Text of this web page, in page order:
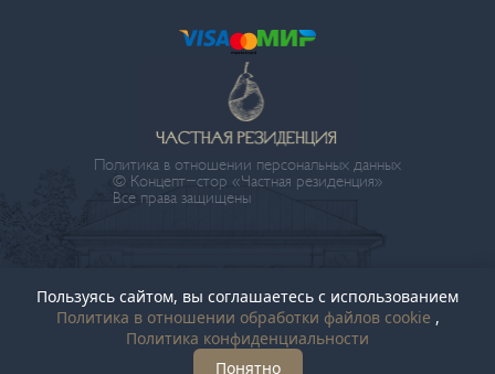
Пользуясь сайтом, вы соглашаетесь с использованием
Политика в отношении обработки файлов cookie ,
Политика конфиденциальности
Понятно
Политика в отношении персональных данных
© Концепт-стор «Частная резиденция»
Все права защищены